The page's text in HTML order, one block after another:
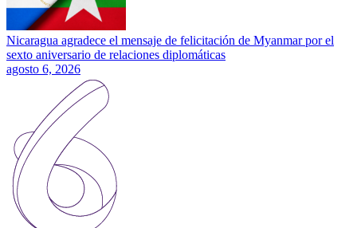
Nicaragua agradece el mensaje de felicitación de Myanmar por el
sexto aniversario de relaciones diplomáticas
agosto 6, 2026